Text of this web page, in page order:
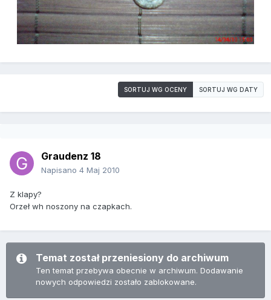
SORTUJ WG OCENY SORTUJ WG DATY
Graudenz 18
Napisano 4 Maj 2010
Z klapy?
Orzeł wh noszony na czapkach.
Temat został przeniesiony do archiwum
Ten temat przebywa obecnie w archiwum. Dodawanie
nowych odpowiedzi zostało zablokowane.